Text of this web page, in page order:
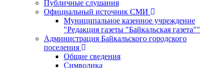
Публичные слушания
Официальный источник СМИ
Муниципальное казенное учреждение
"Редакция газеты "Байкальская газета""
Администрация Байкальского городского
поселения
Общие сведения
Символика